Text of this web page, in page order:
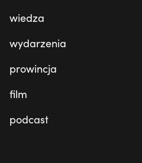
wiedza
wydarzenia
prowincja
film
podcast